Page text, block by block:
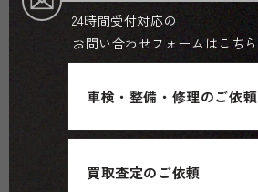
24時間受付対応の
お問い合わせフォームはこちら
車検・整備・修理のご依頼
買取査定のご依頼